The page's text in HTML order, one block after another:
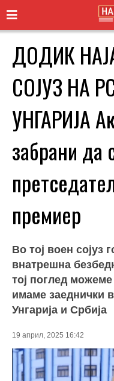
ДОДИК
СОЈУЗ НА
УНГАРИЈА
забрани да
премиер
Во тој воен сојуз
внатрешна
тој поглед
имаме заеднички
Унгарија и Србија
19 април, 2025 16:42